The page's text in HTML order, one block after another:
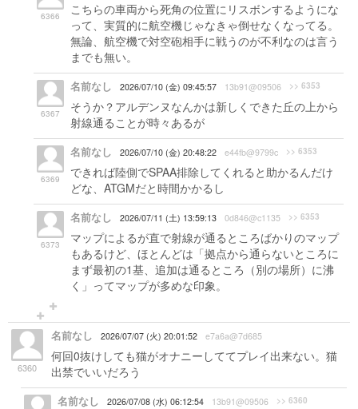
6366
こちらの車両から死角の位置にリスボンするようにな
って、実質的に航空機じゃなきゃ倒せなくなってる。
無論、航空機で対空砲相手に戦うのが不利なのは言う
までも無い。
6367
名前なし 2026/07/10 (金) 09:45:57 13b91@09506 >> 6353
そうか？アルデンヌなんかは新しくできた丘の上から
射線通ることが時々あるが
6369
名前なし 2026/07/10 (金) 20:48:22 e44fb@9799c >> 6353
できれば陸側でSPAA排除してくれると助かるんだけ
どな、ATGMだと時間かかるし
6373
名前なし 2026/07/11 (土) 13:59:13 0d846@c1135 >> 6353
マップによるが直で射線が通るところばかりのマップ
もあるけど、ほとんどは「拠点から通らないところに
まず最初の1基、追加は通るところ（別の場所）に沸
く」ってマップが多めな印象。
6360
名前なし 2026/07/07 (火) 20:01:52 e7a6a@7d685
何回0抜けしても猫がオナニーしててプレイ出来ない。猫
出禁でいいだろう
名前なし 2026/07/08 (水) 06:12:54 13b91@09506 >> 6360